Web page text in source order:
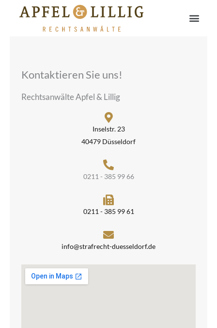
Kontaktieren Sie uns!
Rechtsanwälte Apfel & Lillig
Inselstr. 23
40479 Düsseldorf
0211 - 385 99 66
0211 - 385 99 61
info@strafrecht-duesseldorf.de